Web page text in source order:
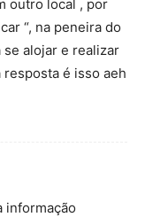
outro local , por
“, na peneira do
alojar e realizar
resposta é isso aeh
informação